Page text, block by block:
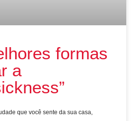
formas
a
que você sente da sua casa,